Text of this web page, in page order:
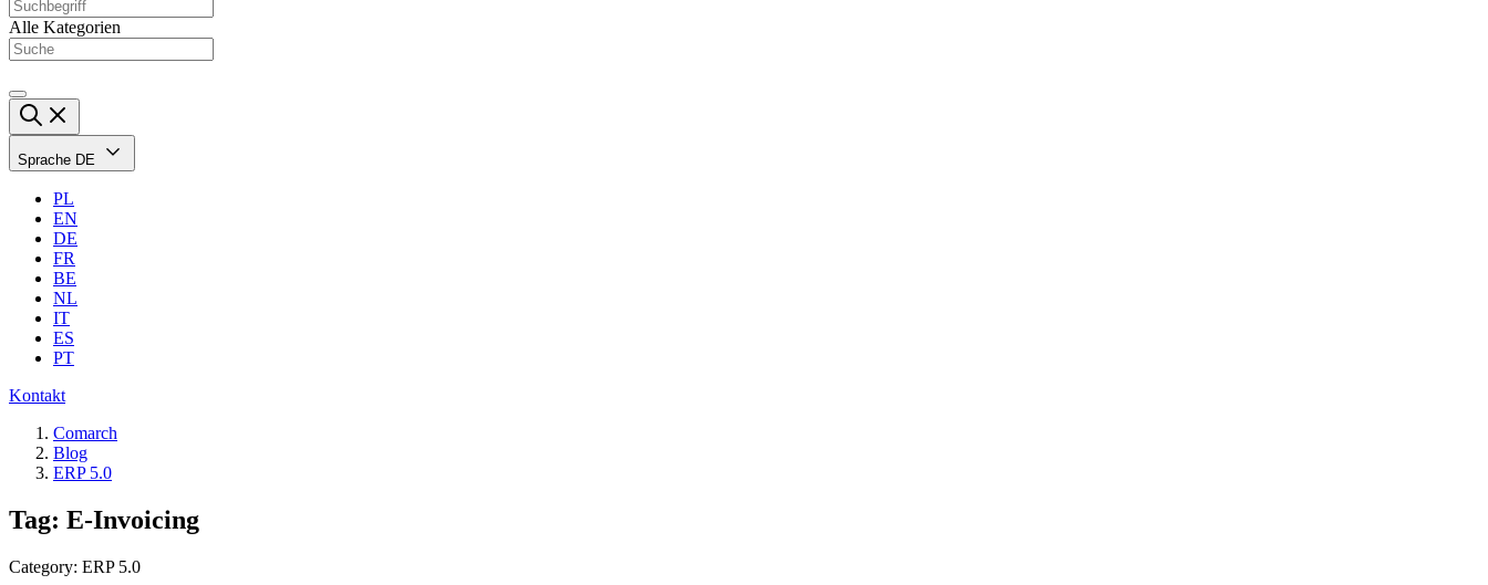
Alle Kategorien
Sprache DE
PL
EN
DE
FR
BE
NL
IT
ES
PT
Kontakt
Comarch
Blog
ERP 5.0
Tag: E-Invoicing
Category: ERP 5.0